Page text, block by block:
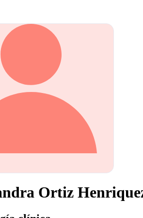
Ortiz